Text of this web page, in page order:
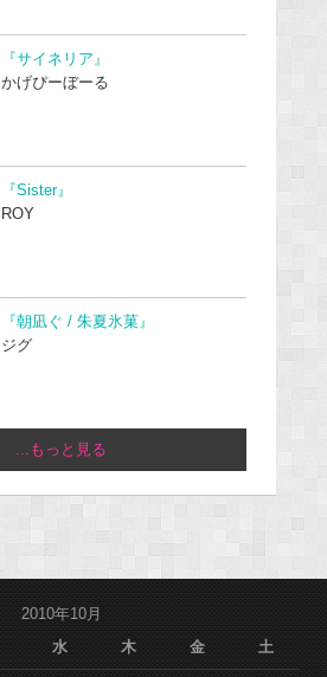
『サイネリア』
かげぴーぼーる
『Sister』
ROY
『朝凪ぐ / 朱夏氷菓』
ジグ
...もっと見る
2010年10月
水 木 金 土